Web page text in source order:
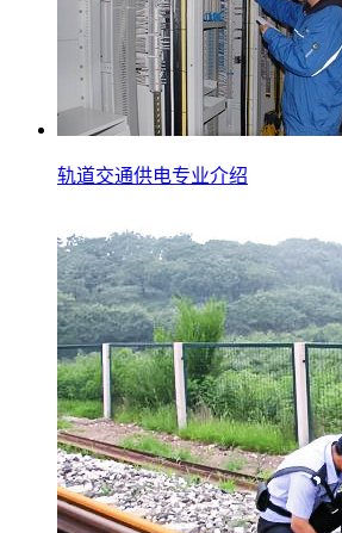
轨道交通供电专业介绍